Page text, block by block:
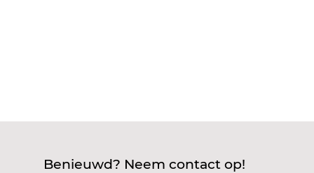
Benieuwd? Neem contact op!